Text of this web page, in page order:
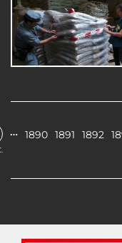
… 1890 1891 1892